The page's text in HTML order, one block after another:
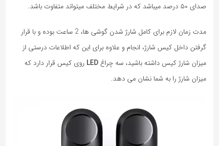
صدای ۵۰ درصد میباشد که در شرایط مختلف میتواند متفاوت باشد.
مدت زمان لازم برای کامل شارژ شدن گوشی ها، 2 ساعت بوده و با قرار
گرفتن داخل کیس شارژ، انجام و علاوه برای این که اطلاعات درستی از
میزان شارژ کیس داشته باشید، سه چراغ LED روی کیس قرار دارد که
میزان شارژ را به شما نشان می دهد.